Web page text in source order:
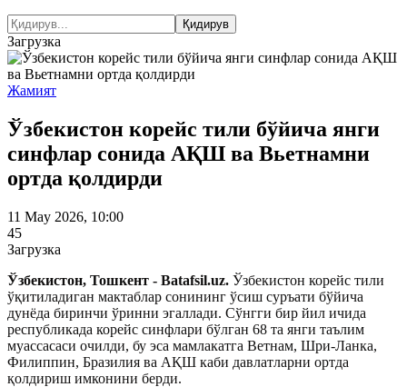
Загрузка
Жамият
Ўзбекистон корейс тили бўйича янги
синфлар сонида АҚШ ва Вьетнамни
ортда қолдирди
11 May 2026, 10:00
45
Загрузка
Ўзбекистон, Тошкент - Batafsil.uz. Ўзбекистон корейс тили
ўқитиладиган мактаблар сонининг ўсиш суръати бўйича
дунёда биринчи ўринни эгаллади. Сўнгги бир йил ичида
республикада корейс синфлари бўлган 68 та янги таълим
муассасаси очилди, бу эса мамлакатга Ветнам, Шри-Ланка,
Филиппин, Бразилия ва АҚШ каби давлатларни ортда
қолдириш имконини берди.